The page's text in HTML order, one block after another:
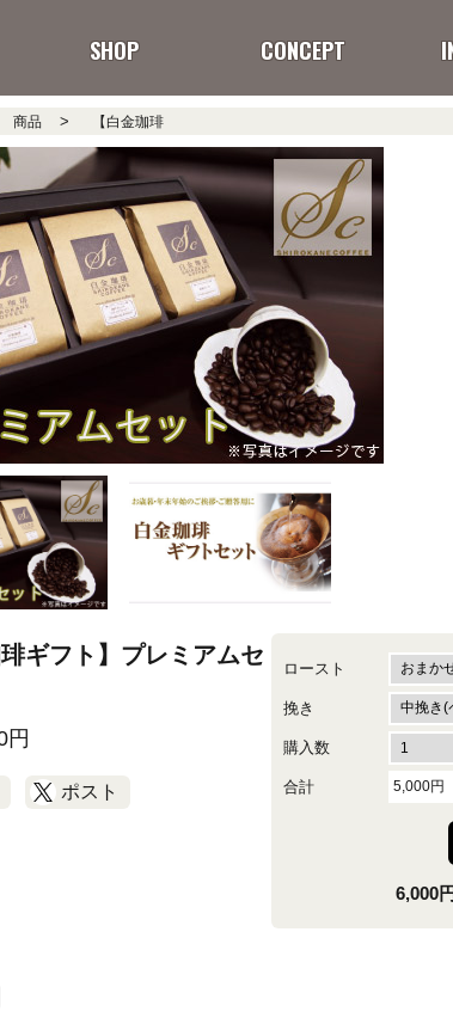
SHOP CONCEPT
商品 > 【白金珈琲
琲ギフト】プレミアムセ
円
ポスト
ロースト
挽き
購入数
合計 5,000円
6,000